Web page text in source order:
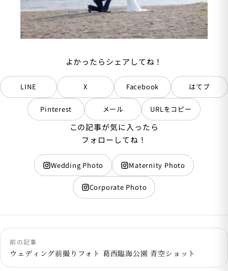
よかったらシェアしてね！
LINE X Facebook はてブ
Pinterest メール URLをコピー
この記事が気に入ったら
フォローしてね！
Wedding Photo Maternity Photo
Corporate Photo
前の記事
ウェディング前撮りフォト 葛西臨海公園 青空ショット